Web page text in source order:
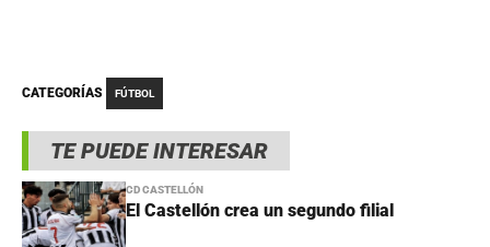
TE PUEDE INTERESAR
CD CASTELLÓN
El Castellón crea un segundo filial
CATEGORÍAS FÚTBOL